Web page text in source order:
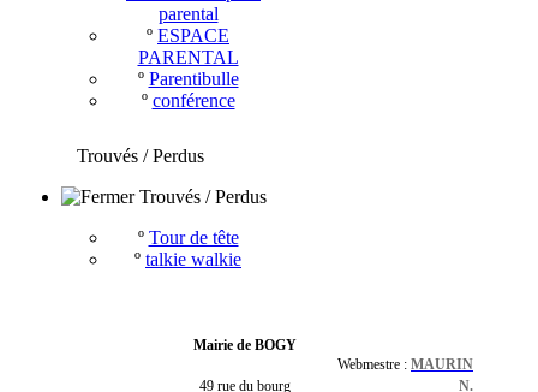
parental
º ESPACE
PARENTAL
º Parentibulle
º conférence
Trouvés / Perdus
Trouvés / Perdus
º Tour de tête
º talkie walkie
Mairie de BOGY
49 rue du bourg
Webmestre : MAURIN
N.